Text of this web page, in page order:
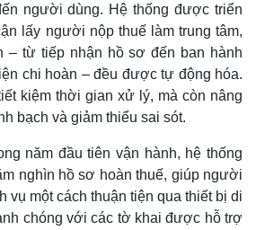
Multimedia
Video
Ảnh
E-Magazine
Infographic
người dùng. Hệ thống được triển
lấy người nộp thuế làm trung tâm,
– từ tiếp nhận hồ sơ đến ban hành
chi hoàn – đều được tự động hóa.
kiệm thời gian xử lý, mà còn nâng
bạch và giảm thiểu sai sót.
năm đầu tiên vận hành, hệ thống
nghìn hồ sơ hoàn thuế, giúp người
vụ một cách thuận tiện qua thiết bị di
chóng với các tờ khai được hỗ trợ